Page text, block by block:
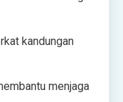
kandungan
menjaga